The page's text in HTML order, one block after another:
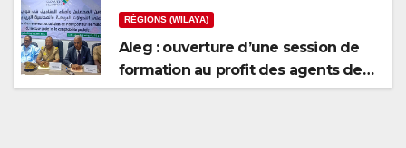
RÉGIONS (WILAYA)
Aleg : ouverture d’une session de
formation au profit des agents de
recouvrement et des caissiers de